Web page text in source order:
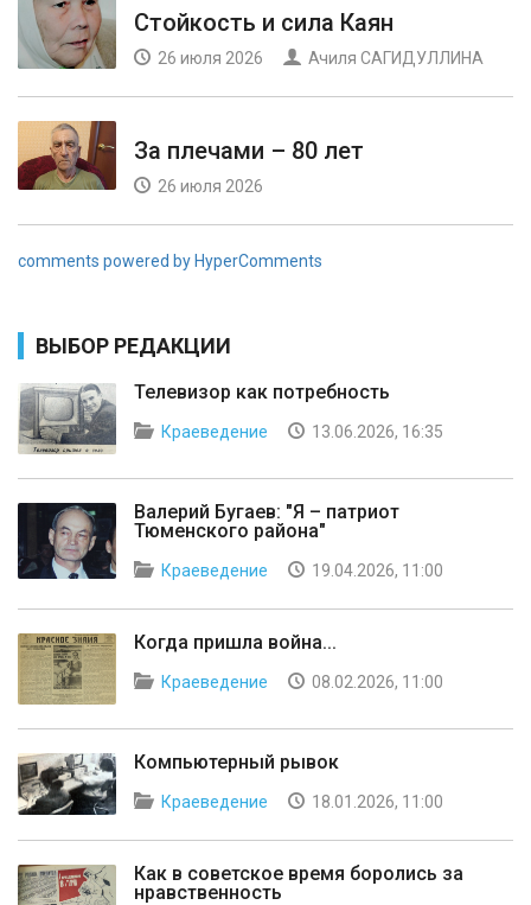
Стойкость и сила Каян
26 июля 2026 Ачиля САГИДУЛЛИНА
За плечами – 80 лет
26 июля 2026
comments powered by HyperComments
ВЫБОР РЕДАКЦИИ
Телевизор как потребность
Краеведение 13.06.2026, 16:35
Валерий Бугаев: "Я – патриот
Тюменского района"
Краеведение 19.04.2026, 11:00
Когда пришла война...
Краеведение 08.02.2026, 11:00
Компьютерный рывок
Краеведение 18.01.2026, 11:00
Как в советское время боролись за
нравственность